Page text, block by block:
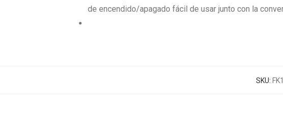
de encendido/apagado fácil de usar junto con la
SKU: